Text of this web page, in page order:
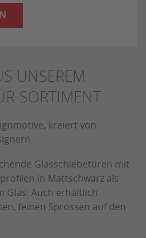
UNSEREM
SORTIMENT
kreiert von
Glasschiebetüren mit
in Mattschwarz als
Glas. Auch erhältlich
feinen Sprossen auf den